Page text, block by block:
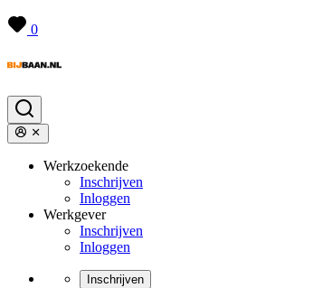
0
Werkzoekende
Inschrijven
Inloggen
Werkgever
Inschrijven
Inloggen
Inschrijven